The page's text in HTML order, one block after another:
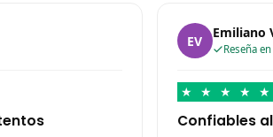
EV Emiliano
Reseña
★ ★ ★ ★ ★
Confiables al